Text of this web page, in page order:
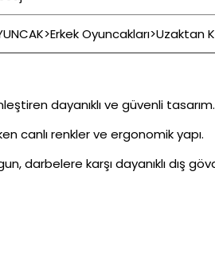
dayanıklı ve güvenli tasarım.
canlı renkler ve ergonomik yapı.
darbelere karşı dayanıklı dış